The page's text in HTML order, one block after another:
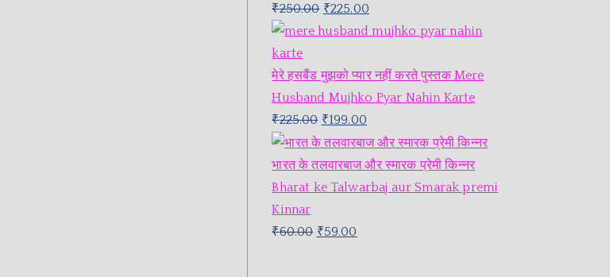
₹250.00 ₹225.00
मेरे हसबैंड मुझको प्यार नहीं करते पुस्तक Mere
Husband Mujhko Pyar Nahin Karte
₹225.00 ₹199.00
भारत के तलवारबाज और स्मारक प्रेमी किन्नर
Bharat ke Talwarbaj aur Smarak premi
Kinnar
₹60.00 ₹59.00